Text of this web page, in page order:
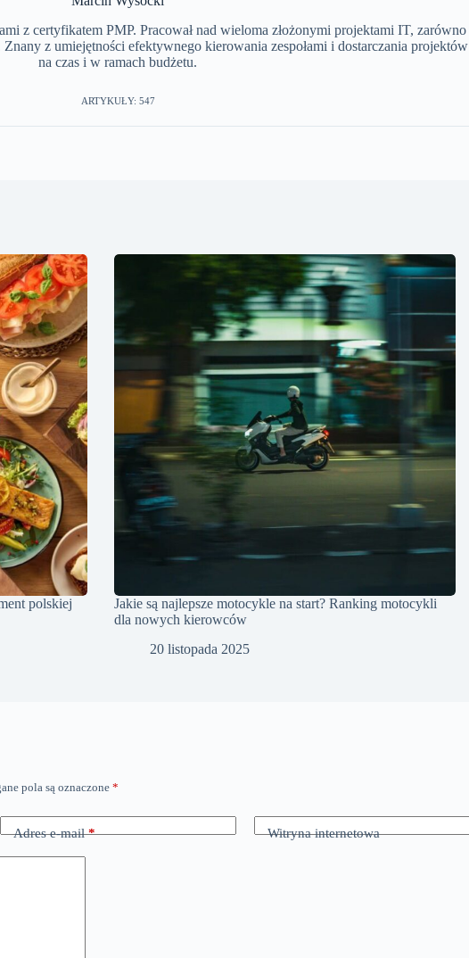
z certyfikatem PMP. Pracował nad wieloma złożonymi projektami IT, zarówno
z umiejętności efektywnego kierowania zespołami i dostarczania projektów
na czas i w ramach budżetu.
ARTYKUŁY: 547
polskiej
Jakie są najlepsze motocykle na start? Ranking motocykli
dla nowych kierowców
20 listopada 2025
pola są oznaczone *
Adres e-mail* Witryna internetowa